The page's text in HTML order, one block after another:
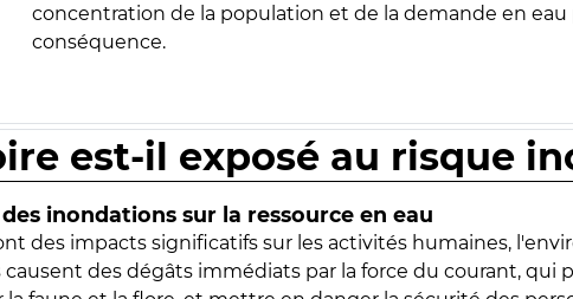
concentration de la population et de la demande en eau
conséquence.
est-il exposé au risque
inondations sur la ressource en eau
des impacts significatifs sur les activités humaines,
causent des dégâts immédiats par la force du courant, qui